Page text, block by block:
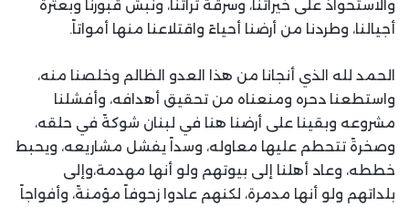
والاستحواذ على خيراتنا، وسرقة تراثنا، ونبش قبورنا وبعثرة
أجيالنا، وطردنا من أرضنا أحياءً واقتلاعنا منها أمواتاً.
الحمد لله الذي أنجانا من هذا العدو الظالم وخلصنا منه،
واستطعنا دحره ومنعناه من تحقيق أهدافه، وأفشلنا
مشروعه وبقينا على أرضنا هنا في لبنان شوكةً في حلقه،
وصخرةً تتحطم عليها معاوله، وسداً يفشل مشاريعه، ويحبط
خططه، وعاد أهلنا إلى بيوتهم ولو أنها مهدمة،وإلى
بلداتهم ولو أنها مدمرة، لكنهم عادوا زحوفاً مؤمنةً، وأفواجاً